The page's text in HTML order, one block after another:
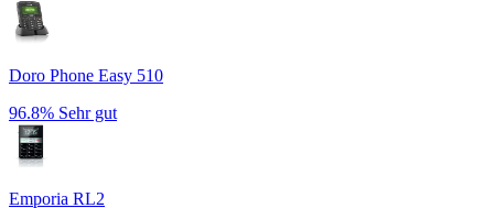
Doro Phone Easy 510
96.8% Sehr gut
Emporia RL2